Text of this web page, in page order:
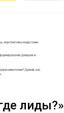
лиды?»